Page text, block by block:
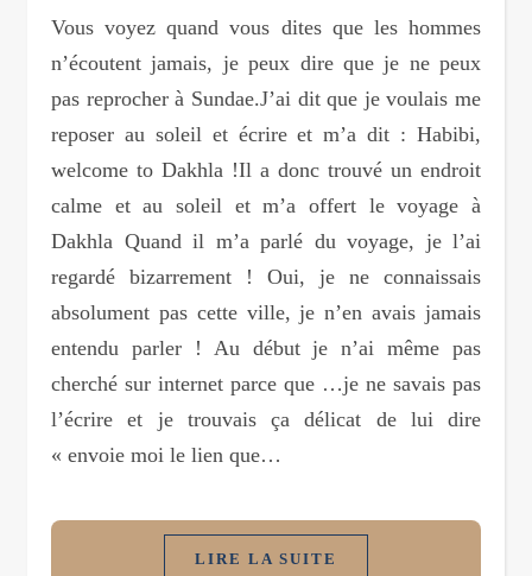
Vous voyez quand vous dites que les hommes
n’écoutent jamais, je peux dire que je ne peux
pas reprocher à Sundae.J’ai dit que je voulais me
reposer au soleil et écrire et m’a dit : Habibi,
welcome to Dakhla !Il a donc trouvé un endroit
calme et au soleil et m’a offert le voyage à
Dakhla Quand il m’a parlé du voyage, je l’ai
regardé bizarrement ! Oui, je ne connaissais
absolument pas cette ville, je n’en avais jamais
entendu parler ! Au début je n’ai même pas
cherché sur internet parce que …je ne savais pas
l’écrire et je trouvais ça délicat de lui dire
« envoie moi le lien que…
LIRE LA SUITE